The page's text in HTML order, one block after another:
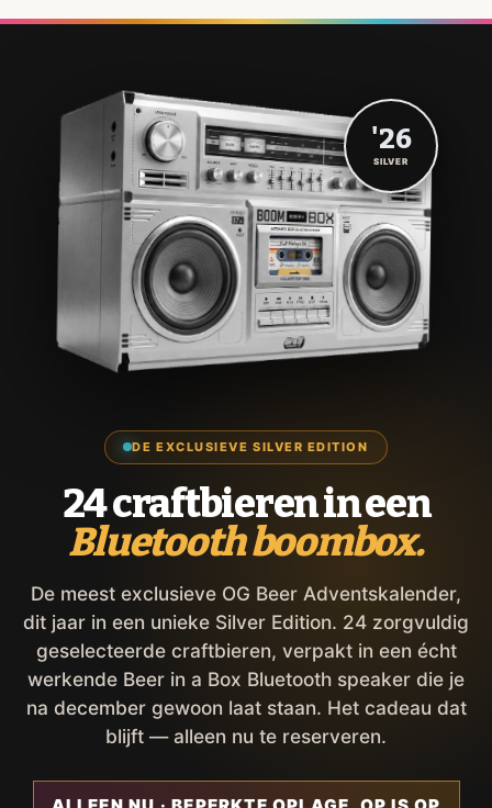
DE EXCLUSIEVE SILVER EDITION
24 craftbieren in een
Bluetooth boombox.
De meest exclusieve OG Beer Adventskalender,
dit jaar in een unieke Silver Edition. 24 zorgvuldig
geselecteerde craftbieren, verpakt in een écht
werkende Beer in a Box Bluetooth speaker die je
na december gewoon laat staan. Het cadeau dat
blijft — alleen nu te reserveren.
'26
SILVER